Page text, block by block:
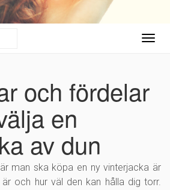
och fördelar
en
av dun
man ska köpa en ny vinterjacka är
och hur väl den kan hålla dig torr.